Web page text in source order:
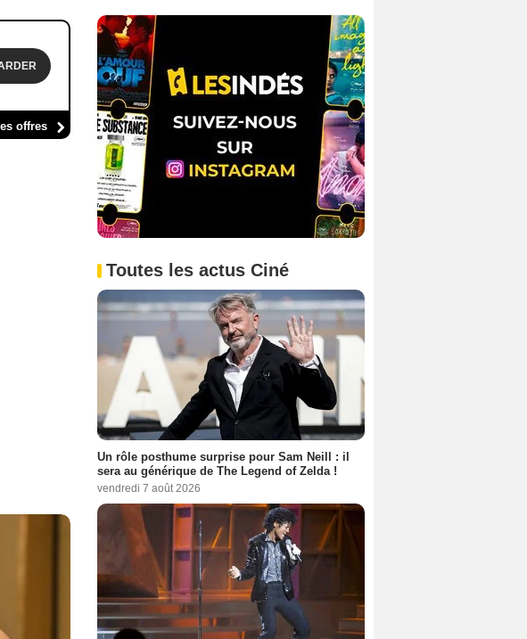
offres
Toutes les actus Ciné
Un rôle posthume surprise pour Sam Neill : il
sera au générique de The Legend of Zelda !
vendredi 7 août 2026